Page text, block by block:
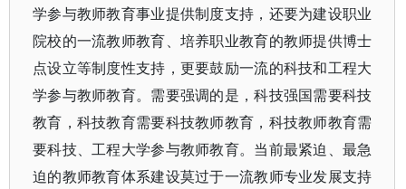
学参与教师教育事业提供制度支持，还要为建设职业
院校的一流教师教育、培养职业教育的教师提供博士
点设立等制度性支持，更要鼓励一流的科技和工程大
学参与教师教育。需要强调的是，科技强国需要科技
教育，科技教育需要科技教师教育，科技教师教育需
要科技、工程大学参与教师教育。当前最紧迫、最急
迫的教师教育体系建设莫过于一流教师专业发展支持